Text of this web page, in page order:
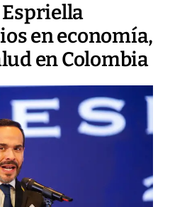
Espriella
en economía,
en Colombia